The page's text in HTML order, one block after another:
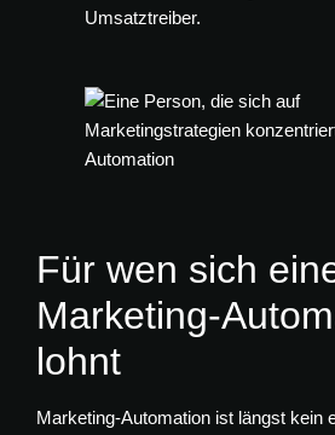
Umsatztreiber.
Für wen sich
Marketing-
lohnt
Marketing-Automation ist längst kein